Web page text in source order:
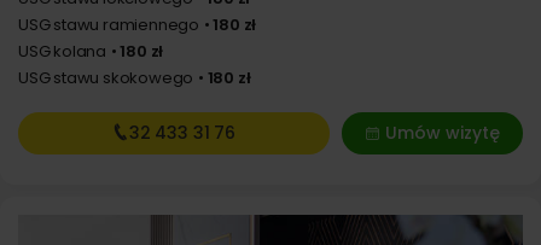
USG stawu ramiennego
180 zł
USG kolana
180 zł
USG stawu skokowego
180 zł
Umów wizytę
32 433 31 76